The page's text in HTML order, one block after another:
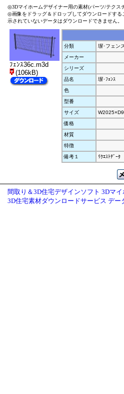
◎3Dマイホームデザイナー用の素材(パーツ/テクス
◎画像をドラッグ＆ドロップしてダウンロードす
示されていないデータはダウンロードできません。
ﾌｪﾝｽ36c.m3d
(106kB)
分類
塀･フェン
メーカー
シリーズ
品名
塀･ﾌｪﾝｽ
色
型番
サイズ
価格
材質
特徴
備考１
ﾘｸｴｽﾄﾃﾞｰﾀ
間取り＆3D住宅デザインソフト 3Dマ
3D住宅素材ダウンロードサービス デー